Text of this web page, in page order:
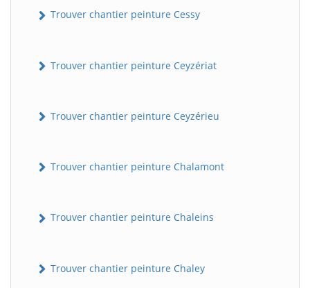
Trouver chantier peinture Cessy
Trouver chantier peinture Ceyzériat
Trouver chantier peinture Ceyzérieu
Trouver chantier peinture Chalamont
Trouver chantier peinture Chaleins
Trouver chantier peinture Chaley